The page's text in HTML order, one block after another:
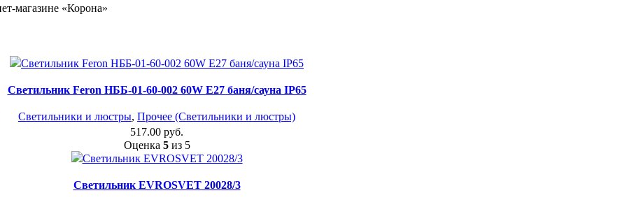
магазине «Корона»
Светильник Feron НББ-01-60-002 60W Е27 баня/сауна IP65
Светильники и люстры, Прочее (Светильники и люстры)
517.00 руб.
Оценка 5из 5
Светильник EVROSVET 20028/3